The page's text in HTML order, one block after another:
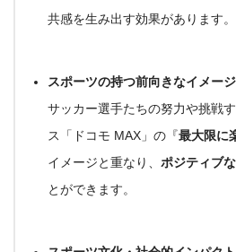
共感を生み出す効果があります。
スポーツの持つ前向きなイメー
サッカー選手たちの努力や挑戦
ス「ドコモ MAX」の『最大限に
イメージと重なり、 ポジティブ
とができます。